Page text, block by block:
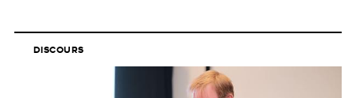
DISCOURS